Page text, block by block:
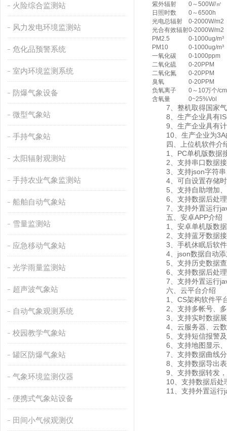
火险综合监测站
风力发电环境监测站
危化品预警系统
室内环境监测系统
防爆气象设备
微型气象站
手持气象站
太阳辐射观测站
手持农业气象监测站
船舶自动气象站
雪量监测站
应急移动气象站
光学雨量监测站
超声波气象站
自动气象观测系统
校园教学气象站
罐区防爆气象站
气象环境监测仪器
便携式气象站设备
田间小气候观测仪
紫外辐射
0～500W/㎡
日照时数
0～6500h
光电总辐射
0-2000W/m2
光合有效辐射0-2000W/m2
PM2.5
0-1000ug/m³
PM10
0-1000ug/m³
一氧化碳
0-1000ppm
二氧化硫
0-20PPM
二氧化氮
0-20PPM
臭氧
0-20PPM
负氧离子
0～10万个/
含氧量
0~25%Vol
7、整机取得国家气
8、生产企业具有
9、生产企业具有计
10、生产企业为3A
四、上位机软件介
1、PC单机版数据接
2、支持串口数据接
3、支持json字符串
4、可自设置存储时
5、支持自助增加、
6、支持数据后处理
7、支持外置运行
五、安卓APP介绍
1、安卓单机版数据
2、支持蓝牙数据
3、手机休眠后软件
4、json数据自动添
5、支持历史数据查
6、支持数据后处理
7、支持外置运行
六、云平台介绍
1、CS架构软件平台
2、支持多帐号、多
3、支持实时数据展
4、云服务器、云数
5、支持短信报警及
6、支持地图显示、
7、支持数据曲线
8、支持数据导出表
9、支持数据转发，
10、支持数据后处
11、支持外置运行